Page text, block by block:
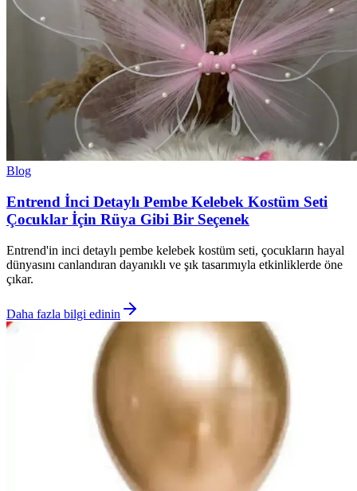
Blog
Entrend İnci Detaylı Pembe Kelebek Kostüm Seti
Çocuklar İçin Rüya Gibi Bir Seçenek
Entrend'in inci detaylı pembe kelebek kostüm seti, çocukların hayal
dünyasını canlandıran dayanıklı ve şık tasarımıyla etkinliklerde öne
çıkar.
Daha fazla bilgi edinin